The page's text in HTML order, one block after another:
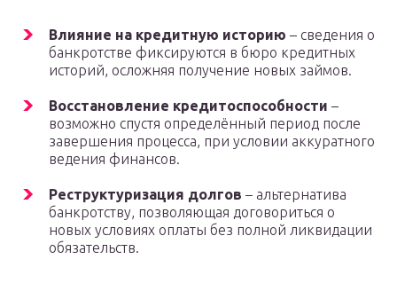
Влияние на кредитную историю – сведения о
банкротстве фиксируются в бюро кредитных
историй, осложняя получение новых займов.
Восстановление кредитоспособности –
возможно спустя определённый период после
завершения процесса, при условии аккуратного
ведения финансов.
Реструктуризация долгов – альтернатива
банкротству, позволяющая договориться о
новых условиях оплаты без полной ликвидации
обязательств.